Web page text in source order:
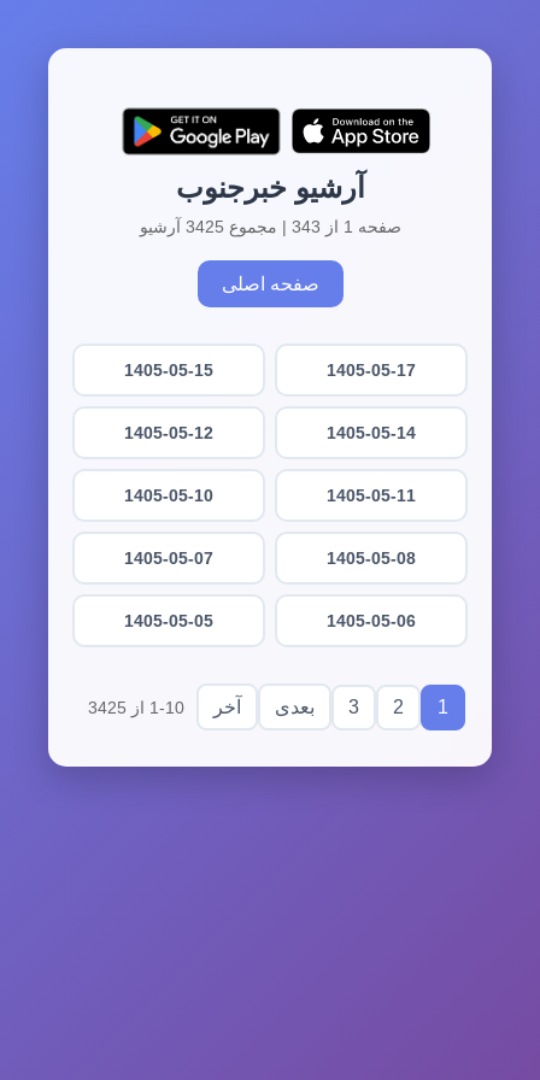
آرشیو خبرجنوب
صفحه 1 از 343 | مجموع 3425 آرشیو
صفحه اصلی
1405-05-17
1405-05-15
1405-05-14
1405-05-12
1405-05-11
1405-05-10
1405-05-08
1405-05-07
1405-05-06
1405-05-05
1
2
3 بعدی آخر 1-10 از 3425